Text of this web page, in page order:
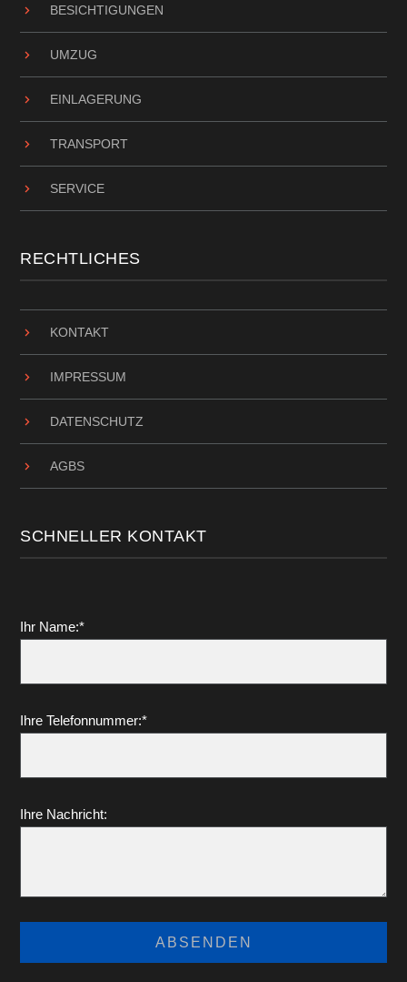
BESICHTIGUNGEN
UMZUG
EINLAGERUNG
TRANSPORT
SERVICE
RECHTLICHES
KONTAKT
IMPRESSUM
DATENSCHUTZ
AGBS
SCHNELLER KONTAKT
Ihr Name:*
Ihre Telefonnummer:*
Ihre Nachricht: